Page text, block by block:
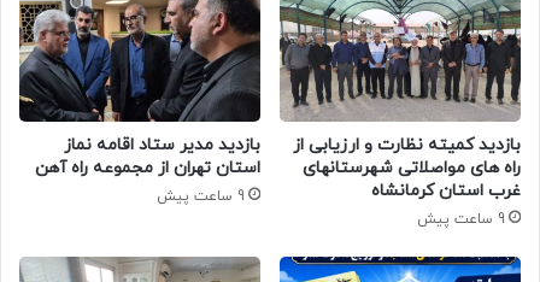
بازدید کمیته نظارت و ارزیابی از
راه های مواصلاتی شهرستانهای
غرب استان کرمانشاه
9 ساعت پیش
بازدید مدیر ستاد اقامه نماز
استان تهران از مجموعه راه آهن
9 ساعت پیش